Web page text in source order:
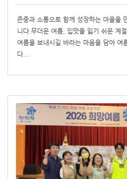
존중과 소통으로 함께 성장하는 마을을
니다.무더운 여름, 입맛을 잃기 쉬운 계
여름을 보내시길 바라는 마음을 담아 여
다...